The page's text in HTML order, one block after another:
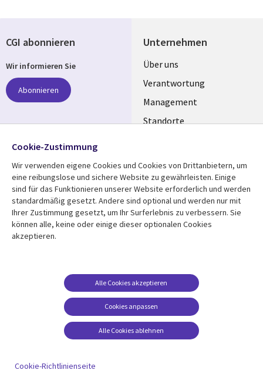
Unternehmen
Useful
links
GERMANY
Über uns
Verantwortung
Management
Standorte
Mediathek
Library
GERMANY
Aktuelles
Rechtliches
Beschwerden/Hinweise
Compliance
Datenschutz
Impressum
CGI abonnieren
Wir informieren Sie
Abonnieren
Folgen Sie uns
Social
Media
GERMANY
Cookie-Zustimmung
Wir verwenden eigene Cookies und Cookies von Drittanbietern, um
eine reibungslose und sichere Website zu gewährleisten. Einige
sind für das Funktionieren unserer Website erforderlich und werden
standardmäßig gesetzt. Andere sind optional und werden nur mit
Ihrer Zustimmung gesetzt, um Ihr Surferlebnis zu verbessern. Sie
können alle, keine oder einige dieser optionalen Cookies
akzeptieren.
Cookies anpassen
Alle Cookies akzeptieren
Alle Cookies ablehnen
Cookie-Richtlinienseite